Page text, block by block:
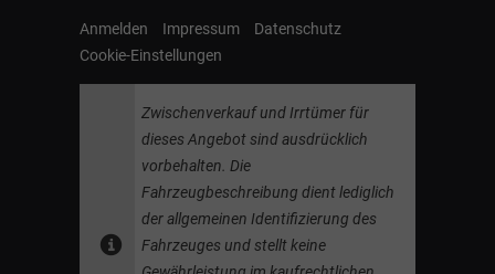
Anmelden Impressum
Datenschutz
Cookie-Einstellungen
Zwischenverkauf und Irrtümer für
dieses Angebot sind ausdrücklich
vorbehalten. Die
Fahrzeugbeschreibung dient lediglich
der allgemeinen Identifizierung des
Fahrzeuges und stellt keine